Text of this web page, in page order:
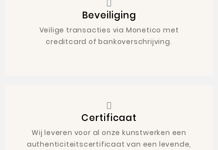
Beveiliging
Veilige transacties via Monetico met
creditcard of bankoverschrijving.
Certificaat
Wij leveren voor al onze kunstwerken een
authenticiteitscertificaat van een levende,